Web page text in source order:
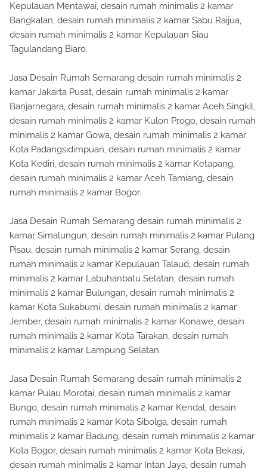
Kepulauan Mentawai, desain rumah minimalis 2 kamar
Bangkalan, desain rumah minimalis 2 kamar Sabu Raijua,
desain rumah minimalis 2 kamar Kepulauan Siau
Tagulandang Biaro.
Jasa Desain Rumah Semarang desain rumah minimalis 2
kamar Jakarta Pusat, desain rumah minimalis 2 kamar
Banjarnegara, desain rumah minimalis 2 kamar Aceh Singkil,
desain rumah minimalis 2 kamar Kulon Progo, desain rumah
minimalis 2 kamar Gowa, desain rumah minimalis 2 kamar
Kota Padangsidimpuan, desain rumah minimalis 2 kamar
Kota Kediri, desain rumah minimalis 2 kamar Ketapang,
desain rumah minimalis 2 kamar Aceh Tamiang, desain
rumah minimalis 2 kamar Bogor.
Jasa Desain Rumah Semarang desain rumah minimalis 2
kamar Simalungun, desain rumah minimalis 2 kamar Pulang
Pisau, desain rumah minimalis 2 kamar Serang, desain
rumah minimalis 2 kamar Kepulauan Talaud, desain rumah
minimalis 2 kamar Labuhanbatu Selatan, desain rumah
minimalis 2 kamar Bulungan, desain rumah minimalis 2
kamar Kota Sukabumi, desain rumah minimalis 2 kamar
Jember, desain rumah minimalis 2 kamar Konawe, desain
rumah minimalis 2 kamar Kota Tarakan, desain rumah
minimalis 2 kamar Lampung Selatan.
Jasa Desain Rumah Semarang desain rumah minimalis 2
kamar Pulau Morotai, desain rumah minimalis 2 kamar
Bungo, desain rumah minimalis 2 kamar Kendal, desain
rumah minimalis 2 kamar Kota Sibolga, desain rumah
minimalis 2 kamar Badung, desain rumah minimalis 2 kamar
Kota Bogor, desain rumah minimalis 2 kamar Kota Bekasi,
desain rumah minimalis 2 kamar Intan Jaya, desain rumah